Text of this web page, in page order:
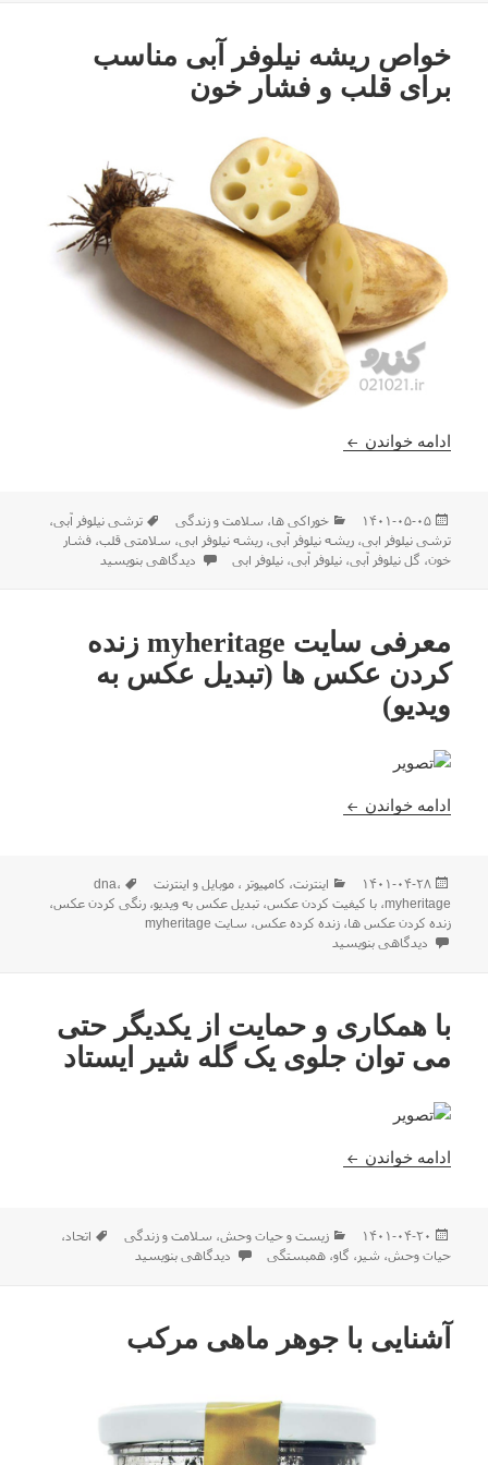
خواص ریشه نیلوفر آبی مناسب
برای قلب و فشار خون
ادامه خواندن خواص ریشه نیلوفر آبی مناسب برای قلب و فشار
ارسال
شده
در
۱۴۰۱-۰۵-۰۵ دسته‌ها
خوراکی ها، سلامت و زندگی برچسب‌ها
ترشی نیلوفر آبی،
ترشی نیلوفر ابی،ریشه نیلوفر آبی،ریشه نیلوفر ابی، سلامتی قلب،فشار
خون، گل نیلوفر آبی،نیلوفر آبی،نیلوفر ابی برای خواص ریشه نیلوفر آبی مناسب
دیدگاهی بنویسید
معرفی سایت myheritage زنده
کردن عکس ها (تبدیل عکس به
ویدیو)
ادامه خواندن معرفی سایت myheritage زنده کردن عکس ها (تبدیل عکس به ویدیو)
ارسال
شده
در
۱۴۰۱-۰۴-۲۸ دسته‌ها
اينترنت، كامپيوتر ، موبایل و اينترنت برچسب‌ها
dna،
myheritage،با کیفیت کردن عکس،تبدیل عکس به ویدیو،رنگی کردن عکس،
زنده کردن عکس ها،زنده کرده عکس، سایت myheritage
برای معرفی سایت myheritage زنده کردن عکس ها (تبدیل عکس به ویدیو)
دیدگاهی بنویسید
با همکاری و حمایت از یکدیگر حتى
مى توان جلوى یک گله شیر ایستاد
ادامه خواندن با همکاری و حمایت از یکدیگر حتى مى توان جلوى یک
ارسال
شده
۱۴۰۱-۰۴-۲۰ دسته‌ها
زیست و حیات وحش، سلامت و زندگی برچسب‌ها
اتحاد،
حیات وحش، شیر ، گاو،همبستگی برای با همکاری و حمایت از یکدیگر حتى
دیدگاهی بنویسید
آشنایی با جوهر ماهی مرکب